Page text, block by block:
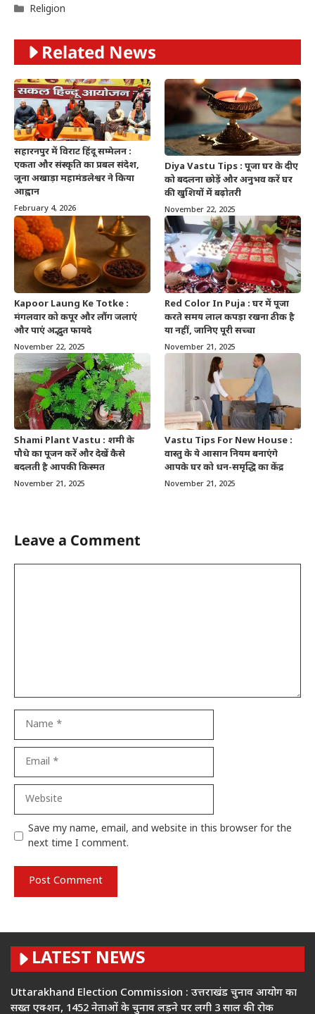
Categories
Religion
Related News
सहारनपुर में विराट हिंदू सम्मेलन :
एकता और संस्कृति का प्रबल संदेश,
जूना अखाड़ा महामंडलेश्वर ने किया
आह्वान
February 4, 2026
Diya Vastu Tips : पूजा घर के दीए
को बदलना छोड़ें और अनुभव करें घर
की खुशियों में बढ़ोतरी
November 22, 2025
Kapoor Laung Ke Totke :
मंगलवार को कपूर और लौंग जलाएं
और पाएं अद्भुत फायदे
November 22, 2025
Red Color In Puja : घर में पूजा
करते समय लाल कपड़ा रखना ठीक है
या नहीं, जानिए पूरी सच्चा
November 21, 2025
Shami Plant Vastu : शमी के
पौधे का पूजन करें और देखें कैसे
बदलती है आपकी किस्मत
November 21, 2025
Vastu Tips For New House :
वास्तु के ये आसान नियम बनाएंगे
आपके घर को धन-समृद्धि का केंद्र
November 21, 2025
Leave a Comment
Save my name, email, and website in this browser for the
next time I comment.
LATEST NEWS
Uttarakhand Election Commission : उत्तराखंड चुनाव आयोग का
सख्त एक्शन, 1452 नेताओं के चुनाव लड़ने पर लगी 3 साल की रोक